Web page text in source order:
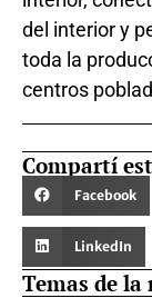
del interior y
toda la
centros
Compartí
Facebook
LinkedIn
Temas de la